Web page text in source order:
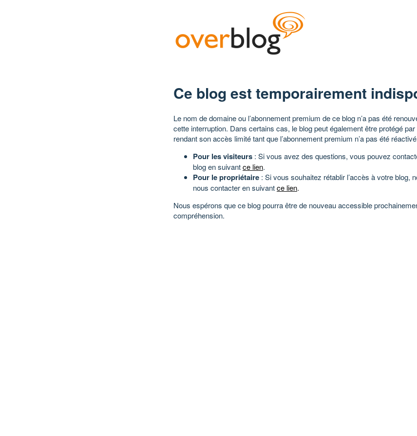
Ce blog est temporairement
Le nom de domaine ou l’abonnement premium de ce blog n’a pas été
cette interruption. Dans certains cas, le blog peut également être protégé
rendant son accès limité tant que l’abonnement premium n’a pas été
Pour les visiteurs : Si vous avez des questions, vous pouvez
blog en suivantce lien.
Pour le propriétaire : Si vous souhaitez rétablir l’accès à votre blog,
nous contacter en suivantce lien.
Nous espérons que ce blog pourra être de nouveau accessible
compréhension.